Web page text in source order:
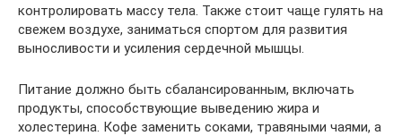
контролировать массу тела. Также стоит чаще гулять на
свежем воздухе, заниматься спортом для развития
выносливости и усиления сердечной мышцы.
Питание должно быть сбалансированным, включать
продукты, способствующие выведению жира и
холестерина. Кофе заменить соками, травяными чаями, а